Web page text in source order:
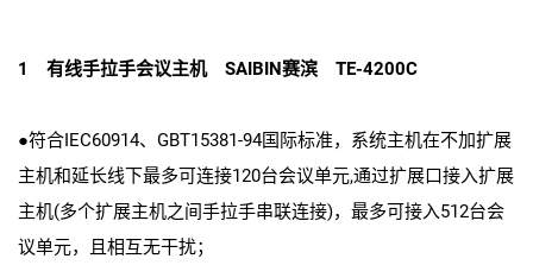
1 有线手拉手会议主机 SAIBIN赛滨 TE-4200C
●符合IEC60914、GBT15381-94国际标准，系统主机在不加扩展
主机和延长线下最多可连接120台会议单元,通过扩展口接入扩展
主机(多个扩展主机之间手拉手串联连接)，最多可接入512台会
议单元，且相互无干扰；